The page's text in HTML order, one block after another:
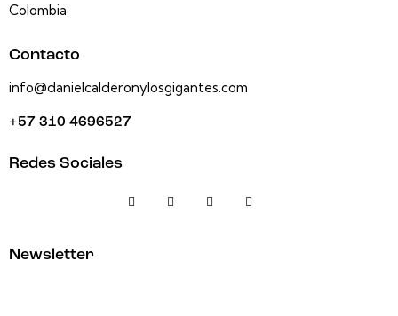
Colombia
Contacto
info@danielcalderonylosgigantes.com
+57 310 4696527
Redes Sociales
Newsletter